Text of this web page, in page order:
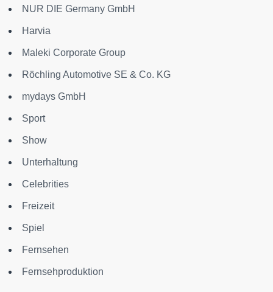
NUR DIE Germany GmbH
Harvia
Maleki Corporate Group
Röchling Automotive SE & Co. KG
mydays GmbH
Sport
Show
Unterhaltung
Celebrities
Freizeit
Spiel
Fernsehen
Fernsehproduktion